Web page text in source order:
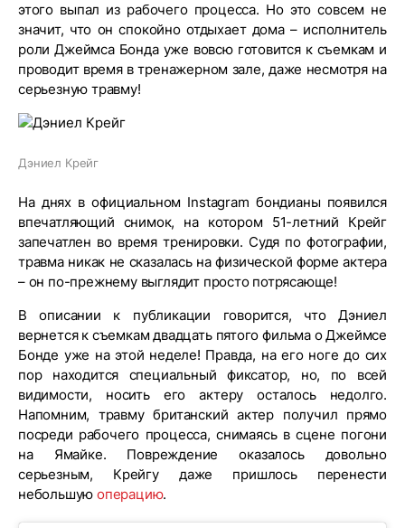
этого выпал из рабочего процесса. Но это совсем не
значит, что он спокойно отдыхает дома – исполнитель
роли Джеймса Бонда уже вовсю готовится к съемкам и
проводит время в тренажерном зале, даже несмотря на
серьезную травму!
Дэниел Крейг
На днях в официальном Instagram бондианы появился
впечатляющий снимок, на котором 51-летний Крейг
запечатлен во время тренировки. Судя по фотографии,
травма никак не сказалась на физической форме актера
– он по-прежнему выглядит просто потрясающе!
В описании к публикации говорится, что Дэниел
вернется к съемкам двадцать пятого фильма о Джеймсе
Бонде уже на этой неделе! Правда, на его ноге до сих
пор находится специальный фиксатор, но, по всей
видимости, носить его актеру осталось недолго.
Напомним, травму британский актер получил прямо
посреди рабочего процесса, снимаясь в сцене погони
на Ямайке. Повреждение оказалось довольно
серьезным, Крейгу даже пришлось перенести
небольшую операцию.